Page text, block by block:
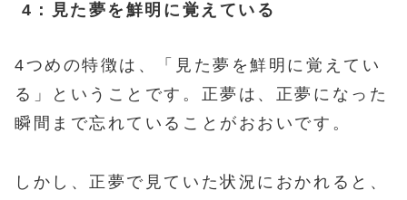
4：見た夢を鮮明に覚えている
4つめの特徴は、「見た夢を鮮明に覚えてい
る」ということです。正夢は、正夢になった
瞬間まで忘れていることがおおいです。
しかし、正夢で見ていた状況におかれると、